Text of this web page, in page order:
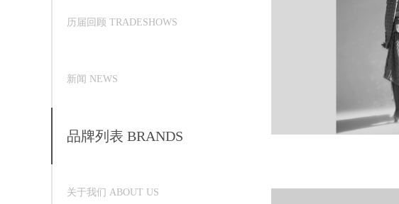
历届回顾 TRADESHOWS
新闻 NEWS
品牌列表 BRANDS
关于我们 ABOUT US